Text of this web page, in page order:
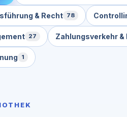
& Recht 78
27 Zahlungsverkehr
1